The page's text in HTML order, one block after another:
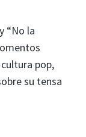
“No la
pop,
su tensa